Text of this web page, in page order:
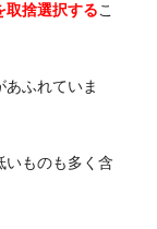
取捨選択するこ
ふれていま
いものも多く含